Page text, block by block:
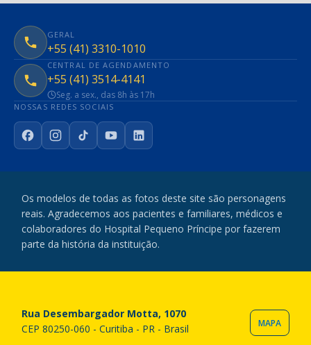
GERAL
+55 (41) 3310-1010
CENTRAL DE AGENDAMENTO
+55 (41) 3514-4141
Seg. a sex., das 8h às 17h
NOSSAS REDES SOCIAIS
FacebookInstagram
TikTokYouTubeLinkedIn
Os modelos de todas as fotos deste site são personagens
reais. Agradecemos aos pacientes e familiares, médicos e
colaboradores do Hospital Pequeno Príncipe por fazerem
parte da história da instituição.
Rua Desembargador Motta, 1070
CEP 80250-060 - Curitiba - PR - Brasil
MAPA